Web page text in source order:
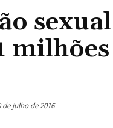
de julho de 2016